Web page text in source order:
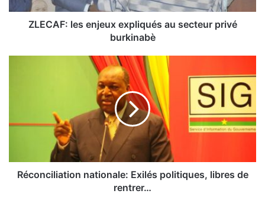
e
x
i
ZLECAF: les enjeux expliqués au secteur privé
burkinabè
c
i
Réconciliation nationale: Exilés politiques, libres de
rentrer…